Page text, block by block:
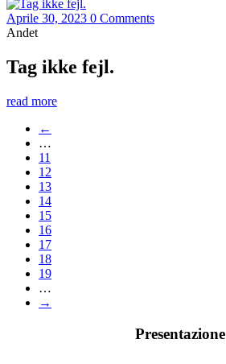
Aprile 30, 2023 0 Comments
Andet
Tag ikke fejl.
read more
←
…
11
12
13
14
15
16
17
18
19
…
→
Presentazione